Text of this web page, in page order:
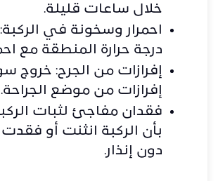
خلال ساعات قليلة.
احمرار وسخونة في الركبة:
درجة حرارة المنطقة مع
إفرازات من الجرح: خروج
إفرازات من موضع الجراحة.
فقدان مفاجئ لثبات
بأن الركبة انثنت أو فقدت
دون إنذار.